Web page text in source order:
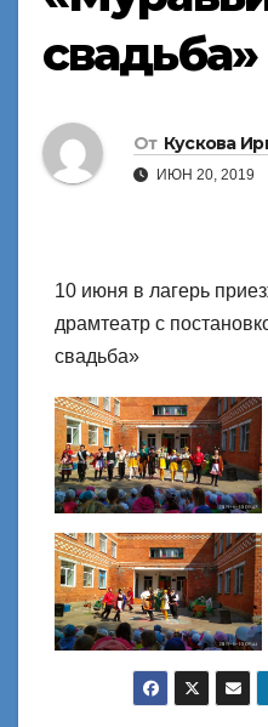
свадьба»
От Кускова
ИЮН 20, 2019
10 июня в лагерь
драмтеатр с
свадьба»